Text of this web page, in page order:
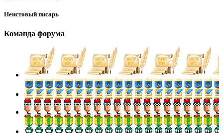
Неистовый писарь
Команда форума